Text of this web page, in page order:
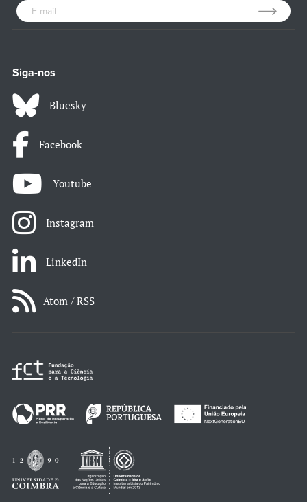
Siga-nos
Bluesky
Facebook
Youtube
Instagram
LinkedIn
Atom / RSS